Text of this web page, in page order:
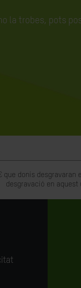
la trobes, pots
donis desgravaran
desgravació en